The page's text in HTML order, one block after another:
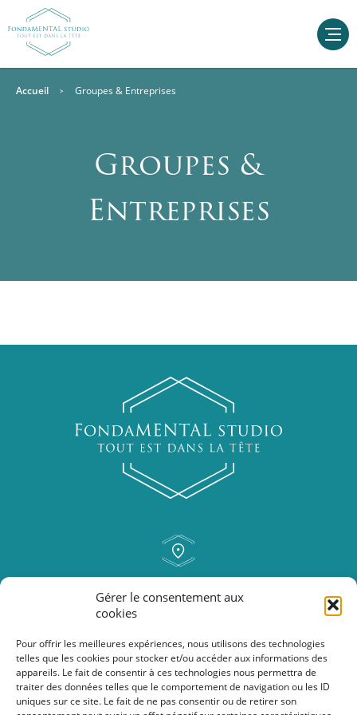
Gérer le consentement aux
cookies
Pour offrir les meilleures expériences, nous utilisons des technologies
telles que les cookies pour stocker et/ou accéder aux informations des
appareils. Le fait de consentir à ces technologies nous permettra de
traiter des données telles que le comportement de navigation ou les ID
uniques sur ce site. Le fait de ne pas consentir ou de retirer son
Accueil Groupes & Entreprises
Groupes &
Entreprises
6250 Aiseau-Presles
nancy@fondamentalstudio.be
0472/40.35.74